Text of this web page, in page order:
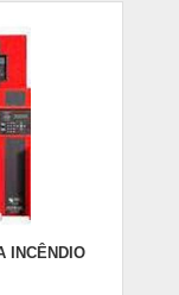
INCÊNDIO